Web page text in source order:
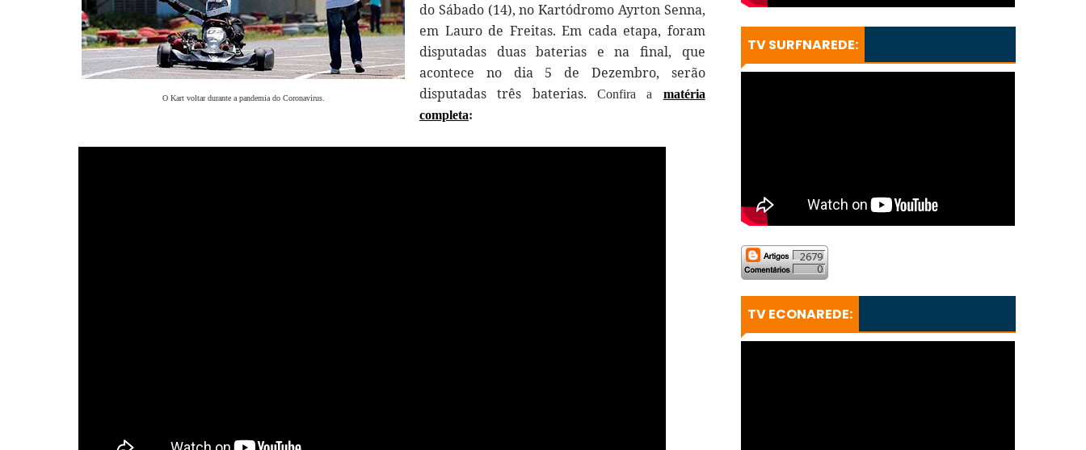
O Kart voltar durante a pandemia do Coronavirus.
do Sábado (14), no Kartódromo Ayrton Senna,
em Lauro de Freitas. Em cada etapa, foram
disputadas duas baterias e na final, que
acontece no dia 5 de Dezembro, serão
disputadas três baterias.
Confira a matéria
completa:
TV SURFNAREDE:
2679
0
TV ECONAREDE: